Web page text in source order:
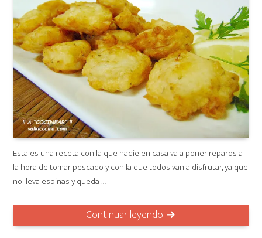
Esta es una receta con la que nadie en casa va a poner reparos a
la hora de tomar pescado y con la que todos van a disfrutar, ya que
no lleva espinas y queda …
Continuar leyendo